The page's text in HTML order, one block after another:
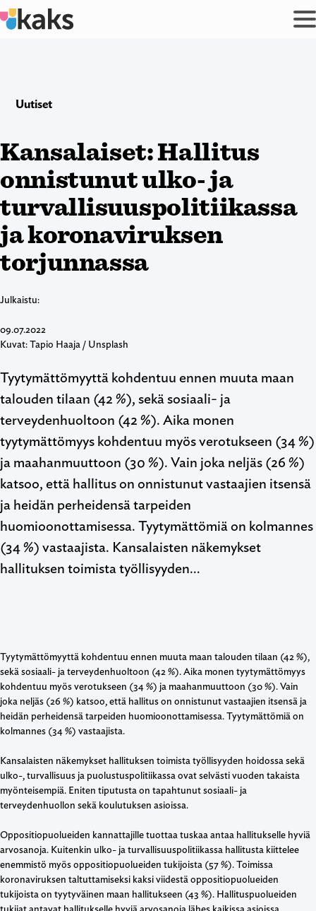
Siirry
sisältöön
Uutiset
Kansalaiset: Hallitus
onnistunut ulko- ja
turvallisuuspolitiikassa
ja koronaviruksen
torjunnassa
Julkaistu:
09.07.2022
Kuvat: Tapio Haaja / Unsplash
Tyytymättömyyttä kohdentuu ennen muuta maan
talouden tilaan (42 %), sekä sosiaali- ja
terveydenhuoltoon (42 %). Aika monen
tyytymättömyys kohdentuu myös verotukseen (34 %)
ja maahanmuuttoon (30 %). Vain joka neljäs (26 %)
katsoo, että hallitus on onnistunut vastaajien itsensä
ja heidän perheidensä tarpeiden
huomioonottamisessa. Tyytymättömiä on kolmannes
(34 %) vastaajista. Kansalaisten näkemykset
hallituksen toimista työllisyyden…
Tyytymättömyyttä kohdentuu ennen muuta maan talouden tilaan (42 %),
sekä sosiaali- ja terveydenhuoltoon (42 %). Aika monen tyytymättömyys
kohdentuu myös verotukseen (34 %) ja maahanmuuttoon (30 %). Vain
joka neljäs (26 %) katsoo, että hallitus on onnistunut vastaajien itsensä ja
heidän perheidensä tarpeiden huomioonottamisessa. Tyytymättömiä on
kolmannes (34 %) vastaajista.
Kansalaisten näkemykset hallituksen toimista työllisyyden hoidossa sekä
ulko-, turvallisuus ja puolustuspolitiikassa ovat selvästi vuoden takaista
myönteisempiä. Eniten tiputusta on tapahtunut sosiaali- ja
terveydenhuollon sekä koulutuksen asioissa.
Oppositiopuolueiden kannattajille tuottaa tuskaa antaa hallitukselle hyviä
arvosanoja. Kuitenkin ulko- ja turvallisuuspolitiikassa hallitusta kiittelee
enemmistö myös oppositiopuolueiden tukijoista (57 %). Toimissa
koronaviruksen taltuttamiseksi kaksi viidestä oppositiopuolueiden
tukijoista on tyytyväinen maan hallitukseen (43 %). Hallituspuolueiden